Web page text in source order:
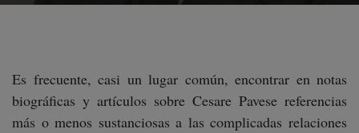
Es frecuente, casi un lugar común, encontrar en notas
biográficas y artículos sobre Cesare Pavese referencias
más o menos sustanciosas a las complicadas relaciones